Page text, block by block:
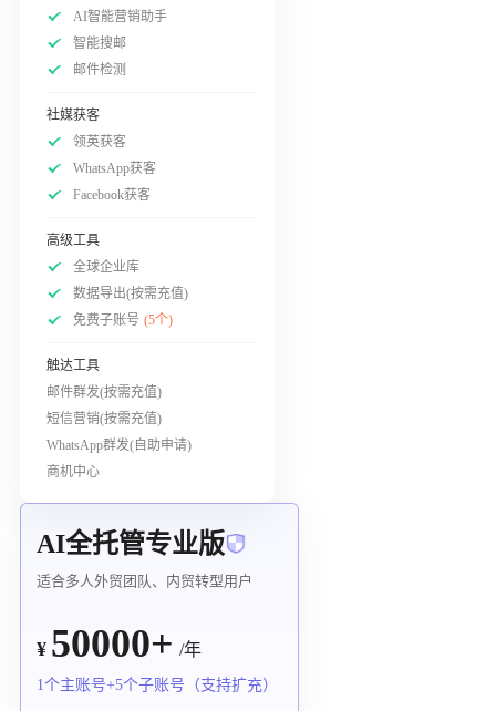
AI智能营销助手
智能搜邮
邮件检测
社媒获客
领英获客
WhatsApp获客
Facebook获客
高级工具
全球企业库
数据导出(按需充值)
免费子账号 (5个)
触达工具
邮件群发(按需充值)
短信营销(按需充值)
WhatsApp群发(自助申请)
商机中心
AI全托管专业版
适合多人外贸团队、内贸转型用户
¥ 50000+ /年
1个主账号+5个子账号（支持扩充）